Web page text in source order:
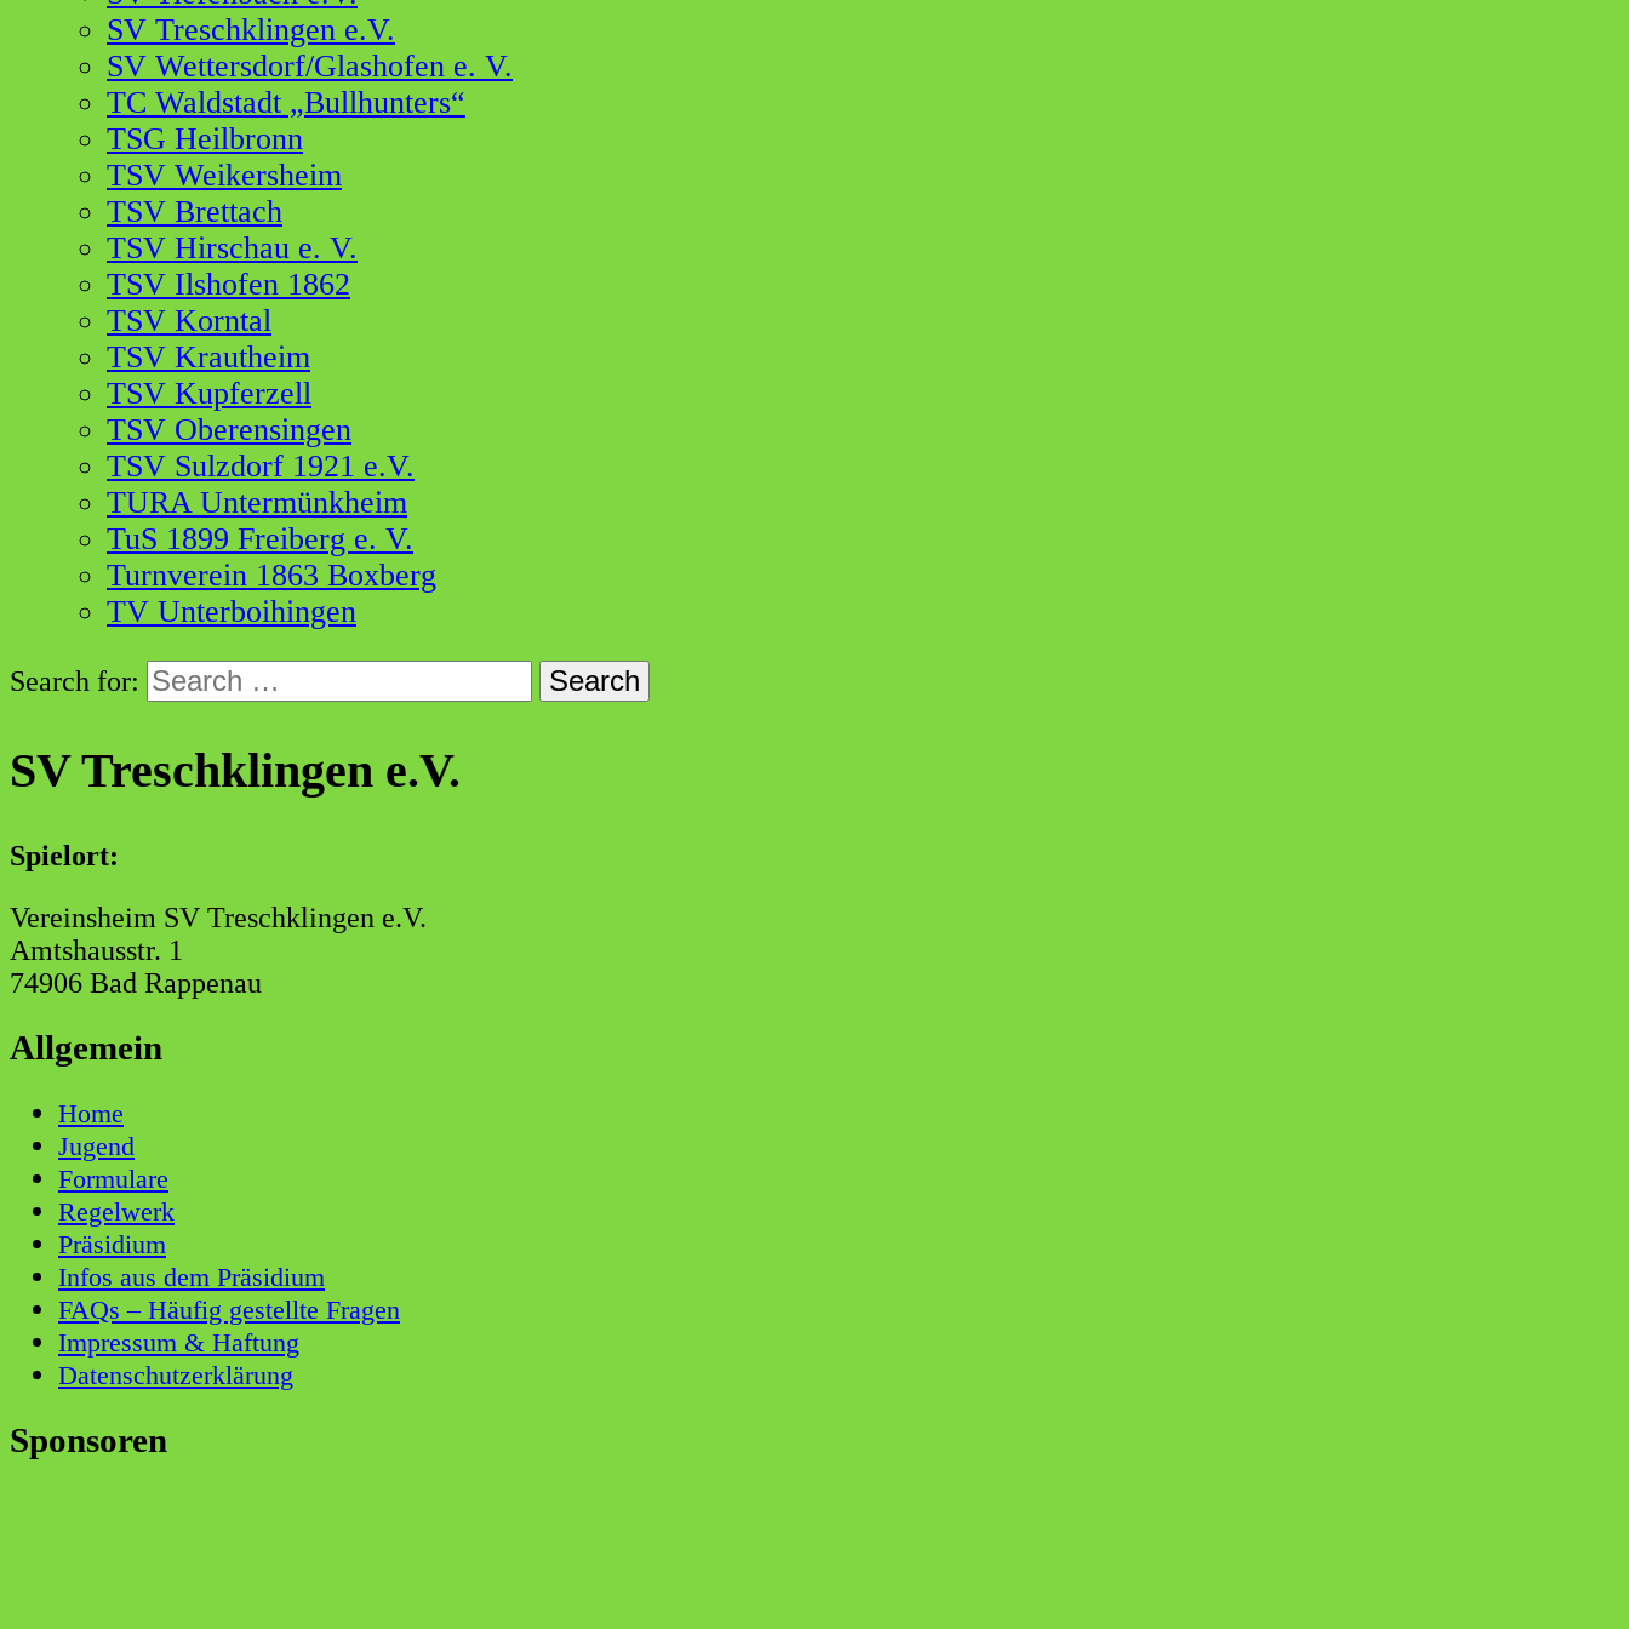
SV Treschklingen e.V.
SV Wettersdorf/Glashofen e. V.
TC Waldstadt „Bullhunters“
TSG Heilbronn
TSV Weikersheim
TSV Brettach
TSV Hirschau e. V.
TSV Ilshofen 1862
TSV Korntal
TSV Krautheim
TSV Kupferzell
TSV Oberensingen
TSV Sulzdorf 1921 e.V.
TURA Untermünkheim
TuS 1899 Freiberg e. V.
Turnverein 1863 Boxberg
TV Unterboihingen
Search for:
SV Treschklingen e.V.
Spielort:
Vereinsheim SV Treschklingen e.V.
Amtshausstr. 1
74906 Bad Rappenau
Allgemein
Home
Jugend
Formulare
Regelwerk
Präsidium
Infos aus dem Präsidium
FAQs – Häufig gestellte Fragen
Impressum & Haftung
Datenschutzerklärung
Sponsoren